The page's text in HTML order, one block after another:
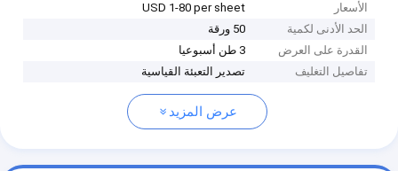
الأسعار
USD 1-80 per sheet
الحد الأدنى لكمية
50 ورقة
القدرة على العرض
3 طن أسبوعيا
تفاصيل التغليف
تصدير التعبئة القياسية
عرض المزيد